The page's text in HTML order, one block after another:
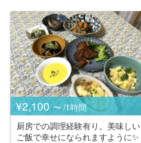
¥2,100 〜 /1時間
厨房での調理経験有り。美味しい
ご飯で幸せになられますように✨